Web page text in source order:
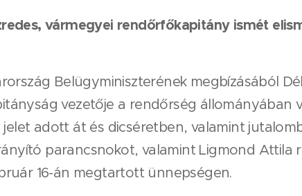
vármegyei rendőrfőkapitány ismét
Belügyminiszterének megbízásából
vezetője a rendőrség állományában
adott át és dicséretben, valamint
parancsnokot, valamint Ligmond Attila
16-án megtartott ünnepségen.